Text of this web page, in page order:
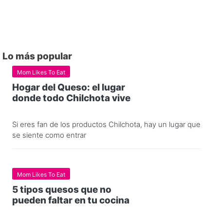
Lo más popular
Mom Likes To Eat
Hogar del Queso: el lugar
donde todo Chilchota vive
Si eres fan de los productos Chilchota, hay un lugar que
se siente como entrar
Mom Likes To Eat
5 tipos quesos que no
pueden faltar en tu cocina